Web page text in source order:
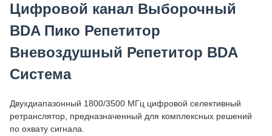
Цифровой канал Выборочный
BDA Пико Репетитор
Вневоздушный Репетитор BDA
Система
Двухдиапазонный 1800/3500 МГц цифровой селективный
ретранслятор, предназначенный для комплексных решений
по охвату сигнала.